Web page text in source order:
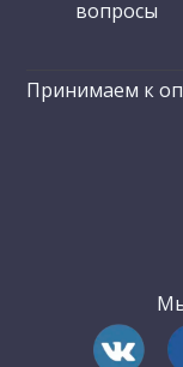
вопросы
Принимаем к